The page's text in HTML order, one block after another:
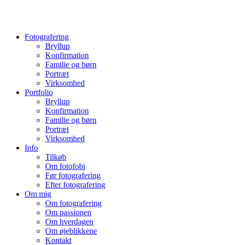
Fotografering
Bryllup
Konfirmation
Familie og børn
Portræt
Virksomhed
Portfolio
Bryllup
Konfirmation
Familie og børn
Portræt
Virksomhed
Info
Tilkøb
Om fotofobi
Før fotografering
Efter fotografering
Om mig
Om fotografering
Om passionen
Om hverdagen
Om øjeblikkene
Kontakt